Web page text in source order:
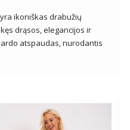
ikoniškas drabužių
drąsos, elegancijos ir
atspaudas, nurodantis